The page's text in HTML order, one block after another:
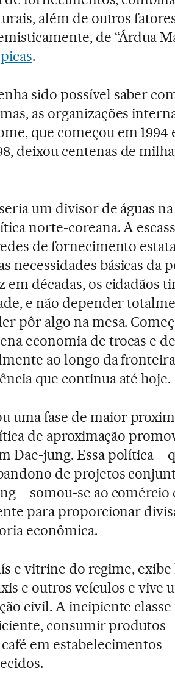
além de outros
de “Árdua
.
sido possível saber
as organizações
que começou em 1994
deixou centenas de
um divisor de águas na
norte-coreana. A
de fornecimento
necessidades básicas da
em décadas, os cidadãos
e não depender
pôr algo na mesa.
economia de trocas e
ao longo da
que continua até hoje.
uma fase de maior
de aproximação
Dae-jung. Essa política –
de projetos
– somou-se ao comércio
para proporcionar
econômica.
e vitrine do regime,
e outros veículos e vive
civil. A incipiente
consumir produtos
em estabelecimentos